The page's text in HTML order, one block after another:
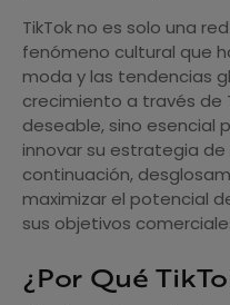
TikTok no es solo una
fenómeno cultural que
moda y las tendencias
crecimiento a través de
deseable, sino esencial
innovar su estrategia
continuación,
maximizar el potencial
sus objetivos
¿Por Qué